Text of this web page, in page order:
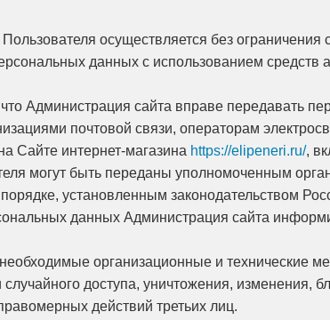
осуществляется без
данных с использованием средств
Администрация сайта вправе передавать
почтовой связи, операторам
Сайте интернет-магазина https://elipeneri.ru/,
могут быть переданы уполномоченным
установленным законодательством
данных Администрация сайта
организационные и технические
доступа, уничтожения, изменения,
действий третьих лиц.